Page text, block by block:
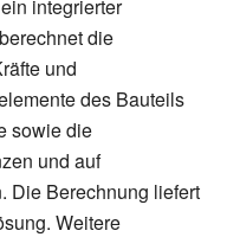
integrierter
die
und
des Bauteils
sowie die
und auf
Die Berechnung liefert
Weitere